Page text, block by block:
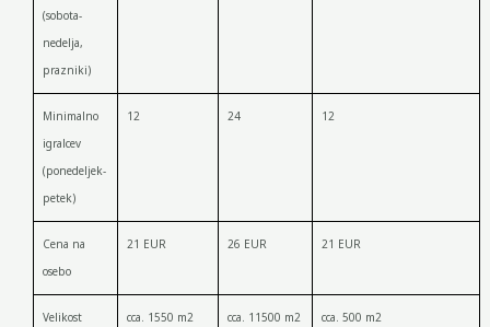
(sobota-
nedelja,
prazniki)
Minimalno
igralcev
(ponedeljek-
petek)
12 24 12
Cena na
osebo
21 EUR 26 EUR 21 EUR
Velikost
cca. 1550 m2 cca. 11500 m2 cca. 500 m2